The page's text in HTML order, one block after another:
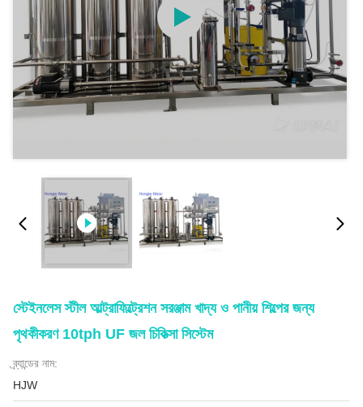
স্টেইনলেস স্টীল আল্ট্রাফিল্ট্রেশন সরঞ্জাম খাদ্য ও পানীয় শিল্পের জন্য
পৃথকীকরণ 10tph UF জল চিকিত্সা সিস্টেম
ব্র্যান্ডের নাম:
HJW